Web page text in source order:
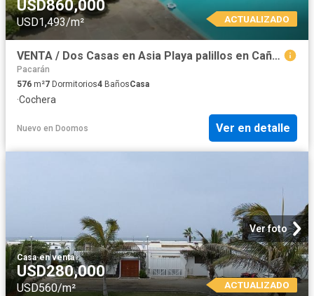
USD860,000
USD1,493/m² ACTUALIZADO
VENTA / Dos Casas en Asia Playa palillos en Cañete
Pacarán
576 m²7 Dormitorios4 BañosCasa
·Cochera
Nuevo en Doomos Ver en detalle
Ver foto
Casa·en venta
USD280,000
USD560/m² ACTUALIZADO